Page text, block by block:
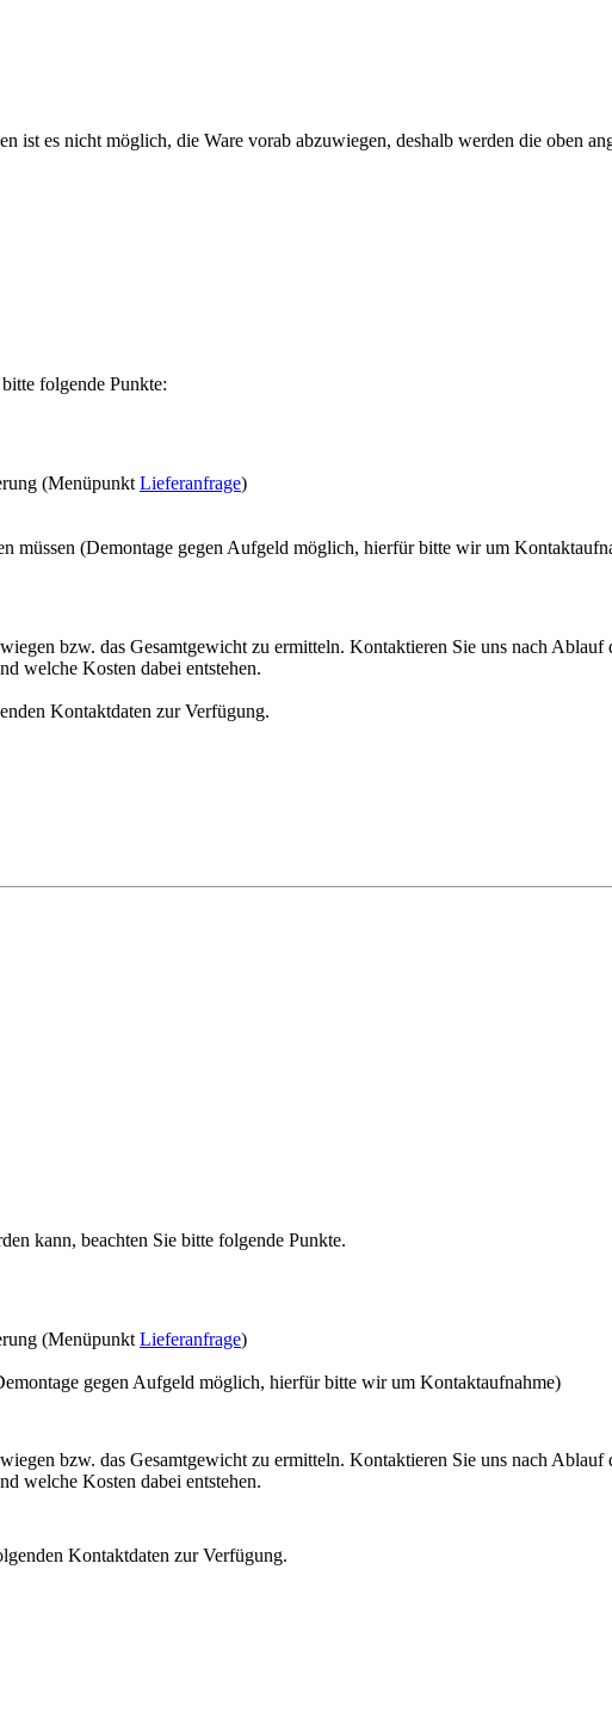
ist es nicht möglich, die Ware vorab abzuwiegen, deshalb werden die oben
folgende Punkte:
(Menüpunkt Lieferanfrage)
müssen (Demontage gegen Aufgeld möglich, hierfür bitte wir um
bzw. das Gesamtgewicht zu ermitteln. Kontaktieren Sie uns nach
welche Kosten dabei entstehen.
Kontaktdaten zur Verfügung.
kann, beachten Sie bitte folgende Punkte.
(Menüpunkt Lieferanfrage)
gegen Aufgeld möglich, hierfür bitte wir um Kontaktaufnahme)
bzw. das Gesamtgewicht zu ermitteln. Kontaktieren Sie uns nach
welche Kosten dabei entstehen.
Kontaktdaten zur Verfügung.